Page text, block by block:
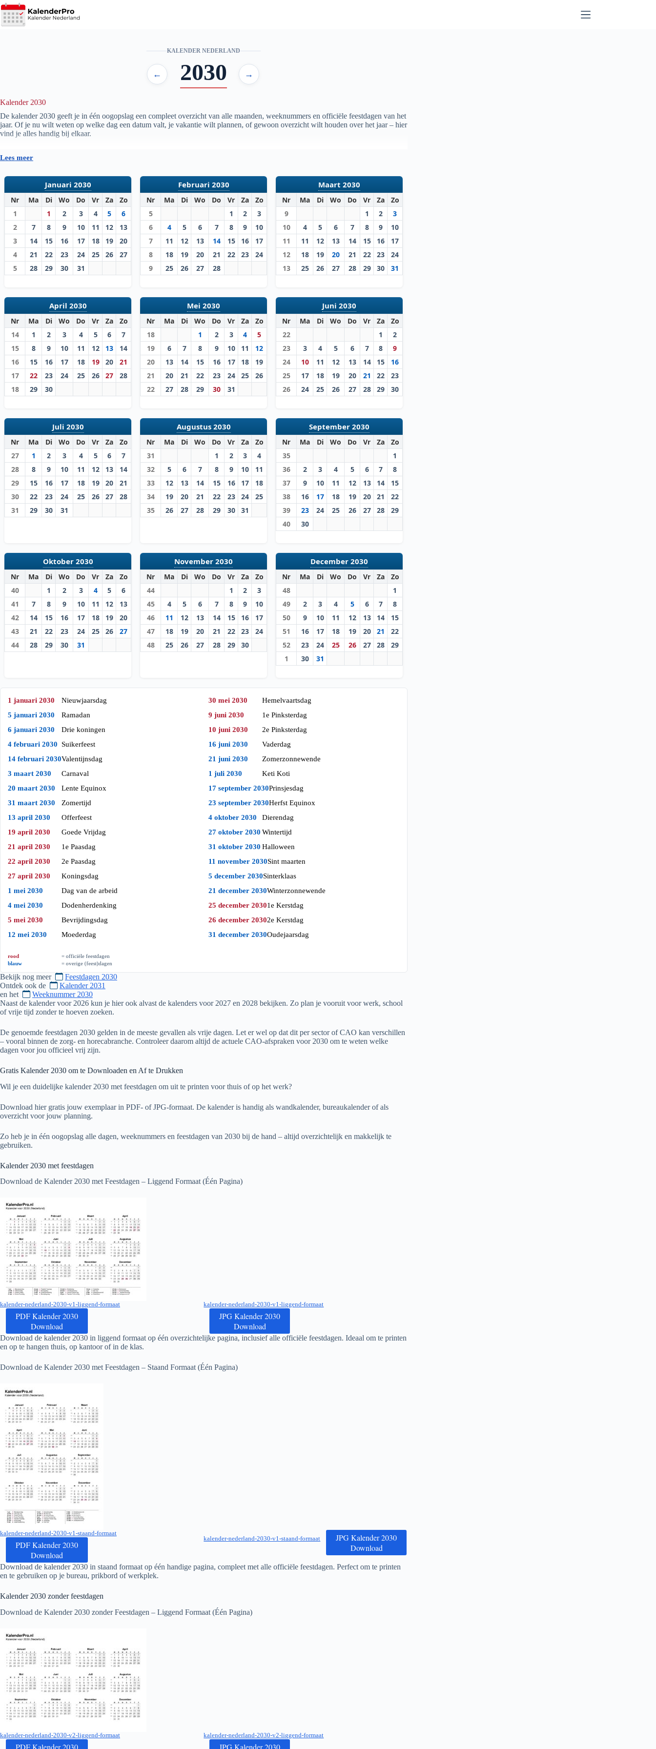
Ga
naar
de
KALENDER NEDERLAND
← 2030 →
Kalender 2030
De kalender 2030 geeft je in één oogopslag een compleet overzicht van alle maanden, weeknummers en officiële feestdagen van het
jaar. Of je nu wilt weten op welke dag een datum valt, je vakantie wilt plannen, of gewoon overzicht wilt houden over het jaar – hier
vind je alles handig bij elkaar.
Bekijk hieronder het volledige overzicht van de
Lees meer
Januari 2030
Nr Ma Di Wo Do Vr Za
Zo
1
1 2 3 4 5
6
2
7 8 9 10 11 12
13
3
14 15 16 17 18 19
20
4
21 22 23 24 25 26
27
5
28 29 30 31
Februari 2030
Nr Ma Di Wo Do Vr Za
Zo
5
1 2
3
6
4 5 6 7 8 9
10
7
11 12 13 14 15 16
17
8
18 19 20 21 22 23
24
9
25 26 27 28
Maart 2030
Nr Ma Di Wo Do Vr Za
Zo
9
1 2
3
10
4 5 6 7 8 9
10
11
11 12 13 14 15 16
17
12
18 19 20 21 22 23
24
13
25 26 27 28 29 30 31
April 2030
Nr Ma Di Wo Do Vr Za
Zo
14
1 2 3 4 5 6
7
15
8 9 10 11 12 13
14
16
15 16 17 18 19 20
21
17
22 23 24 25 26 27
28
18
29 30
Mei 2030
Nr Ma Di Wo Do Vr Za
Zo
18
1 2 3 4
5
19
6 7 8 9 10 11
12
20
13 14 15 16 17 18
19
21
20 21 22 23 24 25
26
22
27 28 29 30 31
Juni 2030
Nr Ma Di Wo Do Vr Za
Zo
22
1
2
23
3 4 5 6 7 8
9
24
10 11 12 13 14 15
16
25
17 18 19 20 21 22
23
26
24 25 26 27 28 29 30
Juli 2030
Nr Ma Di Wo Do Vr Za
Zo
27
1 2 3 4 5 6
7
28
8 9 10 11 12 13
14
29
15 16 17 18 19 20
21
30
22 23 24 25 26 27
28
31
29 30 31
Augustus 2030
Nr Ma Di Wo Do Vr Za
Zo
31
1 2 3
4
32
5 6 7 8 9 10
11
33
12 13 14 15 16 17
18
34
19 20 21 22 23 24
25
35
26 27 28 29 30 31
September 2030
Nr Ma Di Wo Do Vr Za
Zo
35
1
36
2 3 4 5 6 7
8
37
9 10 11 12 13 14
15
38
16 17 18 19 20 21
22
39
23 24 25 26 27 28
29
40
30
Oktober 2030
Nr Ma Di Wo Do Vr Za
Zo
40
1 2 3 4 5
6
41
7 8 9 10 11 12
13
42
14 15 16 17 18 19
20
43
21 22 23 24 25 26
27
44
28 29 30 31
November 2030
Nr Ma Di Wo Do Vr Za
Zo
44
1 2
3
45
4 5 6 7 8 9
10
46
11 12 13 14 15 16
17
47
18 19 20 21 22 23
24
48
25 26 27 28 29 30
December 2030
Nr Ma Di Wo Do Vr Za
Zo
48
1
49
2 3 4 5 6 7
8
50
9 10 11 12 13 14
15
51
16 17 18 19 20 21
22
52
23 24 25 26 27 28
29
1
30 31
1 januari 2030
Nieuwjaarsdag
5 januari 2030
Ramadan
6 januari 2030
Drie koningen
4 februari 2030
Suikerfeest
14 februari 2030Valentijnsdag
3 maart 2030
Carnaval
20 maart 2030
Lente Equinox
31 maart 2030
Zomertijd
13 april 2030
Offerfeest
19 april 2030
Goede Vrijdag
21 april 2030
1e Paasdag
22 april 2030
2e Paasdag
27 april 2030
Koningsdag
1 mei 2030
Dag van de arbeid
4 mei 2030
Dodenherdenking
5 mei 2030
Bevrijdingsdag
12 mei 2030
Moederdag
30 mei 2030
Hemelvaartsdag
9 juni 2030
1e Pinksterdag
10 juni 2030
2e Pinksterdag
16 juni 2030
Vaderdag
21 juni 2030
Zomerzonnewende
1 juli 2030
Keti Koti
17 september 2030Prinsjesdag
23 september 2030Herfst Equinox
4 oktober 2030
Dierendag
27 oktober 2030 Wintertijd
31 oktober 2030 Halloween
11 november 2030Sint maarten
5 december 2030Sinterklaas
21 december 2030Winterzonnewende
25 december 20301e Kerstdag
26 december 20302e Kerstdag
31 december 2030Oudejaarsdag
rood
= officiële feestdagen
blauw
= overige (feest)dagen
Bekijk nog meer
Feestdagen 2030
Ontdek ook de
Kalender 2031
en het
Weeknummer 2030
Naast de kalender voor 2026 kun je hier ook alvast de kalenders voor 2027 en 2028 bekijken. Zo plan je vooruit voor werk, school
of vrije tijd zonder te hoeven zoeken.
De genoemde feestdagen 2030 gelden in de meeste gevallen als vrije dagen. Let er wel op dat dit per sector of CAO kan verschillen
– vooral binnen de zorg- en horecabranche. Controleer daarom altijd de actuele CAO-afspraken voor 2030 om te weten welke
dagen voor jou officieel vrij zijn.
Gratis Kalender 2030 om te Downloaden en Af te Drukken
Wil je een duidelijke kalender 2030 met feestdagen om uit te printen voor thuis of op het werk?
Download hier gratis jouw exemplaar in PDF- of JPG-formaat. De kalender is handig als wandkalender, bureaukalender of als
overzicht voor jouw planning.
Zo heb je in één oogopslag alle dagen, weeknummers en feestdagen van 2030 bij de hand – altijd overzichtelijk en makkelijk te
gebruiken.
Kalender 2030 met feestdagen
Download de Kalender 2030 met Feestdagen – Liggend Formaat (Één Pagina)
kalender-nederland-2030-v1-liggend-formaat
PDF Kalender 2030
Download
kalender-nederland-2030-v1-liggend-formaat
JPG Kalender 2030
Download
Download de kalender 2030 in liggend formaat op één overzichtelijke pagina, inclusief alle officiële feestdagen. Ideaal om te printen
en op te hangen thuis, op kantoor of in de klas.
Download de Kalender 2030 met Feestdagen – Staand Formaat (Één Pagina)
kalender-nederland-2030-v1-staand-formaat
PDF Kalender 2030
Download
kalender-nederland-2030-v1-staand-formaat
JPG Kalender 2030
Download
Download de kalender 2030 in staand formaat op één handige pagina, compleet met alle officiële feestdagen. Perfect om te printen
en te gebruiken op je bureau, prikbord of werkplek.
Kalender 2030 zonder feestdagen
Download de Kalender 2030 zonder Feestdagen – Liggend Formaat (Één Pagina)
kalender-nederland-2030-v2-liggend-formaat
PDF Kalender 2030
kalender-nederland-2030-v2-liggend-formaat
JPG Kalender 2030